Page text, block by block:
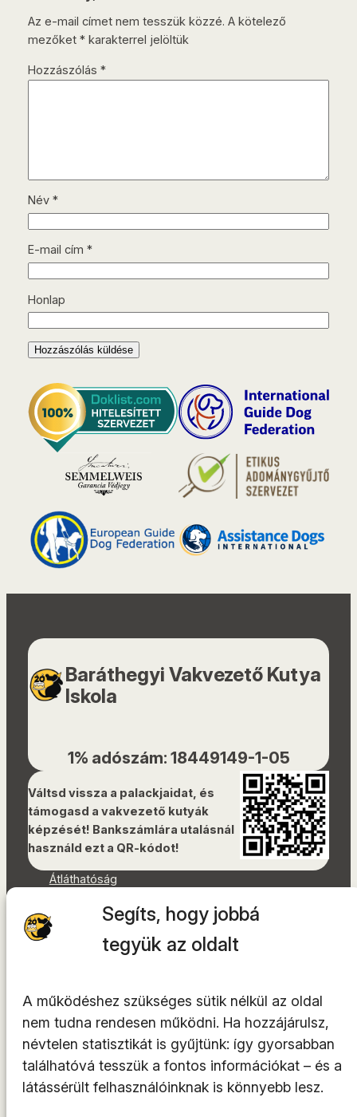
Segíts, hogy jobbá
tegyük az oldalt
A működéshez szükséges sütik nélkül az oldal
nem tudna rendesen működni. Ha hozzájárulsz,
névtelen statisztikát is gyűjtünk: így gyorsabban
találhatóvá tesszük a fontos információkat – és a
látássérült felhasználóinknak is könnyebb lesz.
Az e-mail címet nem tesszük közzé. A kötelező
mezőket *karakterrel jelöltük
Hozzászólás *
Név *
E-mail cím *
Honlap
Baráthegyi Vakvezető Kutya
Iskola
1% adószám: 18449149-1-05
Váltsd vissza a palackjaidat, és
támogasd a vakvezető kutyák
képzését! Bankszámlára utalásnál
használd ezt a QR-kódot!
Átláthatóság
Akadálymentességi nyilatkozat
Oldaltérkép
YouTube
LinkedIn
TikTok